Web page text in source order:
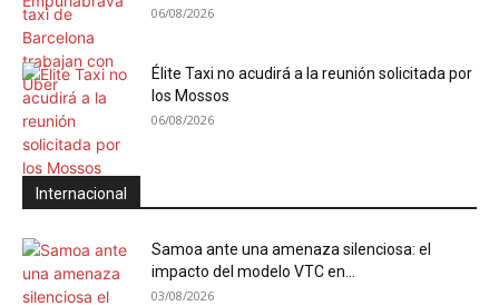
06/08/2026
Élite Taxi no acudirá a la reunión solicitada por
los Mossos
06/08/2026
Internacional
Samoa ante una amenaza silenciosa: el
impacto del modelo VTC en...
03/08/2026